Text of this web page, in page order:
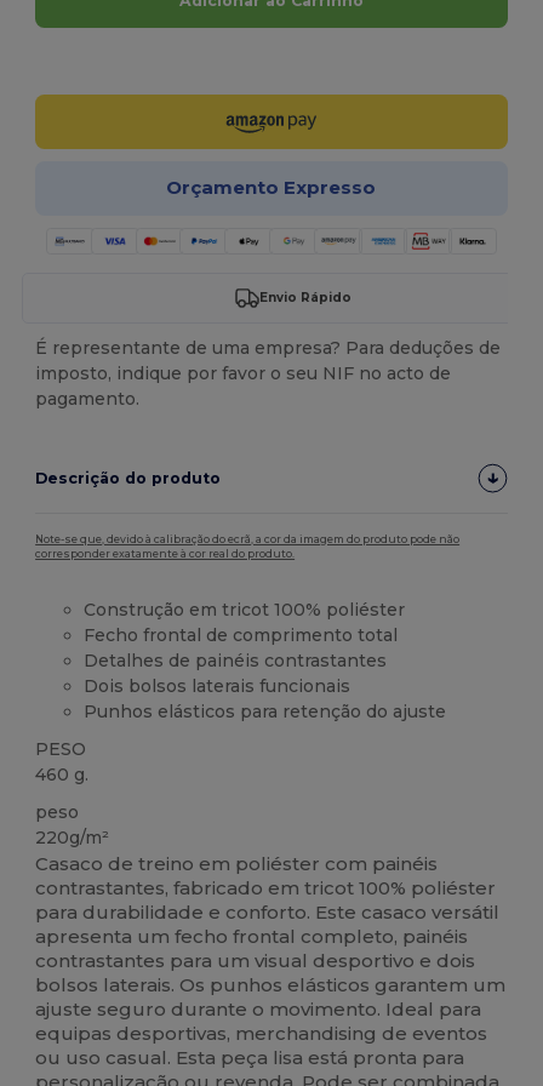
Orçamento Expresso
Envio Rápido
É representante de uma empresa? Para deduções de
imposto, indique por favor o seu NIF no acto de
pagamento.
Descrição do produto
Note-se que, devido à calibração do ecrã, a cor da imagem do produto pode não
corresponder exatamente à cor real do produto.
Construção em tricot 100% poliéster
Fecho frontal de comprimento total
Detalhes de painéis contrastantes
Dois bolsos laterais funcionais
Punhos elásticos para retenção do ajuste
PESO
460 g.
peso
220g/m²
Casaco de treino em poliéster com painéis
contrastantes, fabricado em tricot 100% poliéster
para durabilidade e conforto. Este casaco versátil
apresenta um fecho frontal completo, painéis
contrastantes para um visual desportivo e dois
bolsos laterais. Os punhos elásticos garantem um
ajuste seguro durante o movimento. Ideal para
equipas desportivas, merchandising de eventos
ou uso casual. Esta peça lisa está pronta para